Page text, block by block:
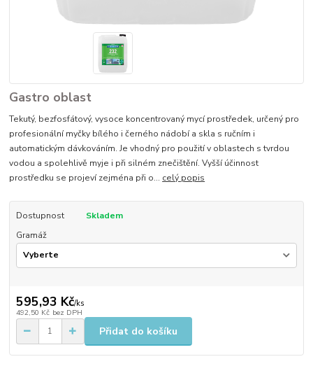
Gastro oblast
Tekutý, bezfosfátový, vysoce koncentrovaný mycí prostředek, určený pro
profesionální myčky bílého i černého nádobí a skla s ručním i
automatickým dávkováním. Je vhodný pro použití v oblastech s tvrdou
vodou a spolehlivě myje i při silném znečištění. Vyšší účinnost
prostředku se projeví zejména při o... celý popis
Dostupnost
Skladem
Gramáž
595,93 Kč/ks
492,50 Kč bez DPH
Přidat do košíku